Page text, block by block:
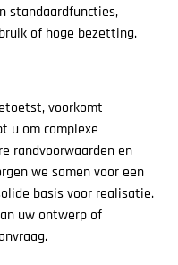
standaardfuncties,
of hoge bezetting.
voorkomt
u om complexe
randvoorwaarden en
we samen voor een
basis voor realisatie.
uw ontwerp of